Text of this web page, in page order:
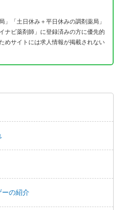
」「土日休み＋平日休みの調剤薬局」
ナビ薬剤師」に登録済みの方に優先的
めサイトには求人情報が掲載されない
ーの紹介